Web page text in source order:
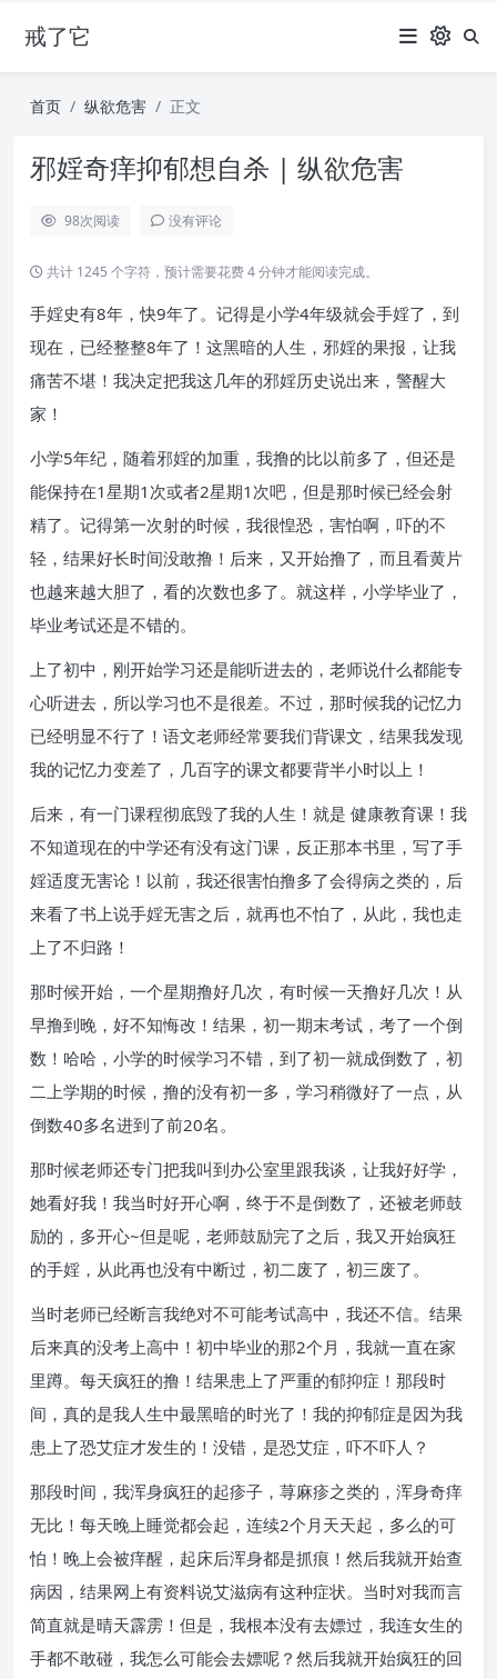
戒了它
首页 纵欲危害 正文
邪婬奇痒抑郁想自杀 | 纵欲危害
98次阅读 没有评论
共计 1245 个字符，预计需要花费 4 分钟才能阅读完成。
手婬史有8年，快9年了。记得是小学4年级就会手婬了，到
现在，已经整整8年了！这黑暗的人生，邪婬的果报，让我
痛苦不堪！我决定把我这几年的邪婬历史说出来，警醒大
家！
小学5年纪，随着邪婬的加重，我撸的比以前多了，但还是
能保持在1星期1次或者2星期1次吧，但是那时候已经会射
精了。记得第一次射的时候，我很惶恐，害怕啊，吓的不
轻，结果好长时间没敢撸！后来，又开始撸了，而且看黄片
也越来越大胆了，看的次数也多了。就这样，小学毕业了，
毕业考试还是不错的。
上了初中，刚开始学习还是能听进去的，老师说什么都能专
心听进去，所以学习也不是很差。不过，那时候我的记忆力
已经明显不行了！语文老师经常要我们背课文，结果我发现
我的记忆力变差了，几百字的课文都要背半小时以上！
后来，有一门课程彻底毁了我的人生！就是 健康教育课！我
不知道现在的中学还有没有这门课，反正那本书里，写了手
婬适度无害论！以前，我还很害怕撸多了会得病之类的，后
来看了书上说手婬无害之后，就再也不怕了，从此，我也走
上了不归路！
那时候开始，一个星期撸好几次，有时候一天撸好几次！从
早撸到晚，好不知悔改！结果，初一期末考试，考了一个倒
数！哈哈，小学的时候学习不错，到了初一就成倒数了，初
二上学期的时候，撸的没有初一多，学习稍微好了一点，从
倒数40多名进到了前20名。
那时候老师还专门把我叫到办公室里跟我谈，让我好好学，
她看好我！我当时好开心啊，终于不是倒数了，还被老师鼓
励的，多开心~但是呢，老师鼓励完了之后，我又开始疯狂
的手婬，从此再也没有中断过，初二废了，初三废了。
当时老师已经断言我绝对不可能考试高中，我还不信。结果
后来真的没考上高中！初中毕业的那2个月，我就一直在家
里蹲。每天疯狂的撸！结果患上了严重的郁抑症！那段时
间，真的是我人生中最黑暗的时光了！我的抑郁症是因为我
患上了恐艾症才发生的！没错，是恐艾症，吓不吓人？
那段时间，我浑身疯狂的起疹子，荨麻疹之类的，浑身奇痒
无比！每天晚上睡觉都会起，连续2个月天天起，多么的可
怕！晚上会被痒醒，起床后浑身都是抓痕！然后我就开始查
病因，结果网上有资料说艾滋病有这种症状。当时对我而言
简直就是晴天霹雳！但是，我根本没有去嫖过，我连女生的
手都不敢碰，我怎么可能会去嫖呢？然后我就开始疯狂的回